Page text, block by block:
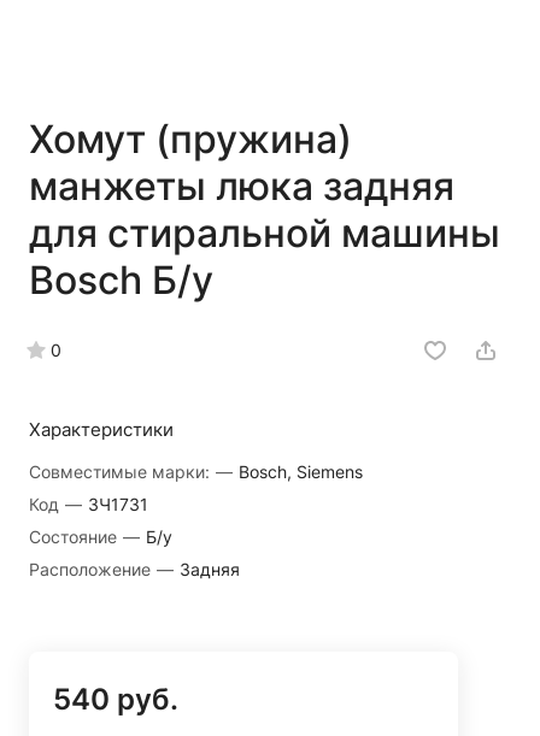
Хомут (пружина)
манжеты люка задняя
для стиральной машины
Bosch Б/у
0
Характеристики
Совместимые марки: — Bosch, Siemens
Код — ЗЧ1731
Состояние — Б/у
Расположение — Задняя
540 руб.